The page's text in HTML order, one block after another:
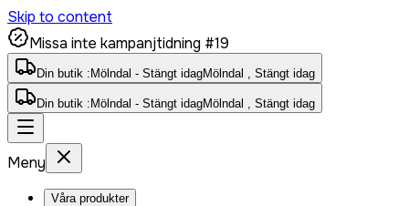
Skip to content
Missa inte kampanjtidning #19
Din butik : Mölndal - Stängt idagMölndal , Stängt idag
Din butik : Mölndal - Stängt idagMölndal , Stängt idag
Meny
Våra produkter